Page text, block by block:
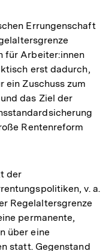
Errungenschaft
für Arbeiter:innen
erst dadurch,
ein Zuschuss zum
das Ziel der
Rentenreform
der
v. a.
Regelaltersgrenze
permanente,
über eine
statt. Gegenstand